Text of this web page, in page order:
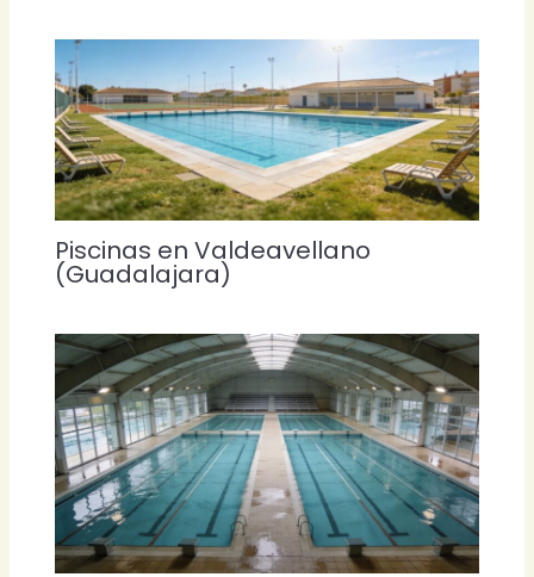
Piscinas en Valdeavellano
(Guadalajara)